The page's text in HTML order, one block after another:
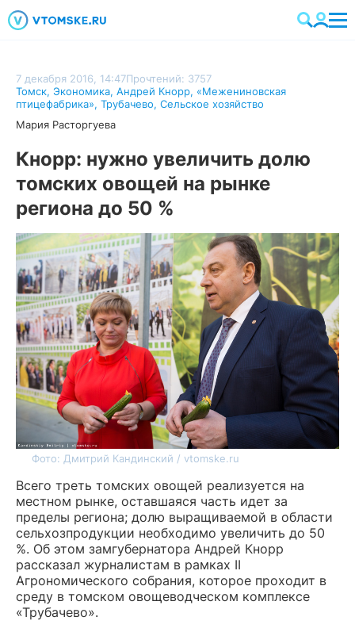
7 декабря 2016, 14:47Прочтений: 3757
Томск, Экономика, Андрей Кнорр, «Межениновская
птицефабрика», Трубачево, Сельское хозяйство
Мария Расторгуева
Кнорр: нужно увеличить долю
томских овощей на рынке
региона до 50 %
Фото: Дмитрий Кандинский / vtomske.ru
Всего треть томских овощей реализуется на
местном рынке, оставшаяся часть идет за
пределы региона; долю выращиваемой в области
сельхозпродукции необходимо увеличить до 50
%. Об этом замгубернатора Андрей Кнорр
рассказал журналистам в рамках II
Агрономического собрания, которое проходит в
среду в томском овощеводческом комплексе
«Трубачево».